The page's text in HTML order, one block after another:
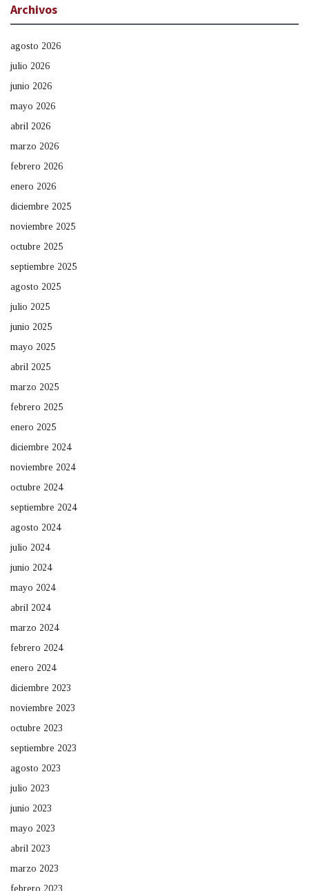
Archivos
agosto 2026
julio 2026
junio 2026
mayo 2026
abril 2026
marzo 2026
febrero 2026
enero 2026
diciembre 2025
noviembre 2025
octubre 2025
septiembre 2025
agosto 2025
julio 2025
junio 2025
mayo 2025
abril 2025
marzo 2025
febrero 2025
enero 2025
diciembre 2024
noviembre 2024
octubre 2024
septiembre 2024
agosto 2024
julio 2024
junio 2024
mayo 2024
abril 2024
marzo 2024
febrero 2024
enero 2024
diciembre 2023
noviembre 2023
octubre 2023
septiembre 2023
agosto 2023
julio 2023
junio 2023
mayo 2023
abril 2023
marzo 2023
febrero 2023